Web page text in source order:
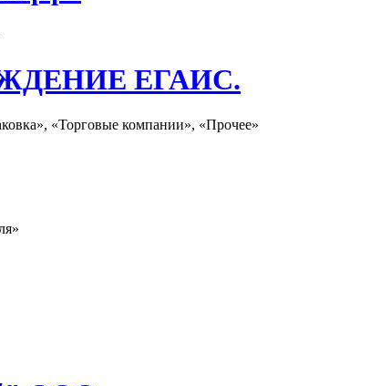
ЕГАИС.
«Торговые компании», «Прочее»